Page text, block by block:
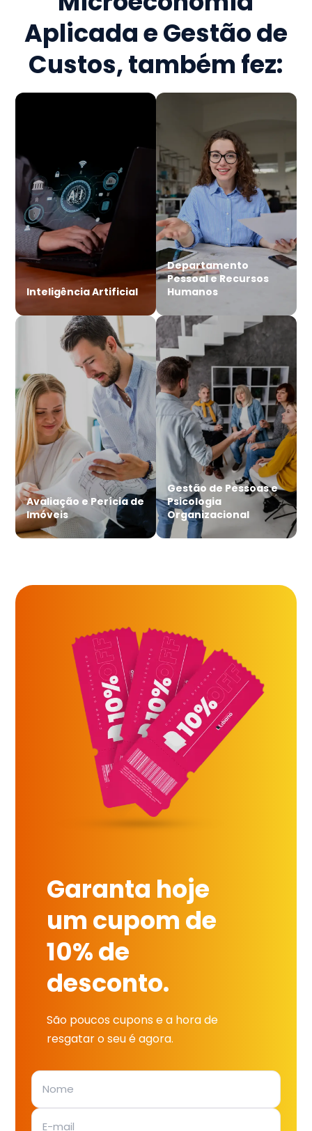
Aplicada e Gestão de
Custos, também fez:
Inteligência Artificial
Departamento
Pessoal e Recursos
Humanos
Avaliação e Perícia de
Imóveis
Gestão de Pessoas e
Psicologia
Organizacional
Garanta hoje
um cupom de
10% de
desconto.
São poucos cupons e a hora de
resgatar o seu é agora.